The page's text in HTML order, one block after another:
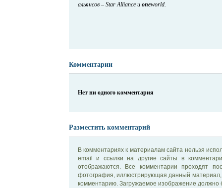
альянсов – Star Alliance иoneworld.
Комментарии
Нет ни одного комментария
Разместить комментарий
В комментариях к материалам сайта нельзя
email и ссылки на другие сайты в
отображаются. Все комментарии проходят
фотография, иллюстрирующая данный материал,
комментарию. Загружаемое изображение должно